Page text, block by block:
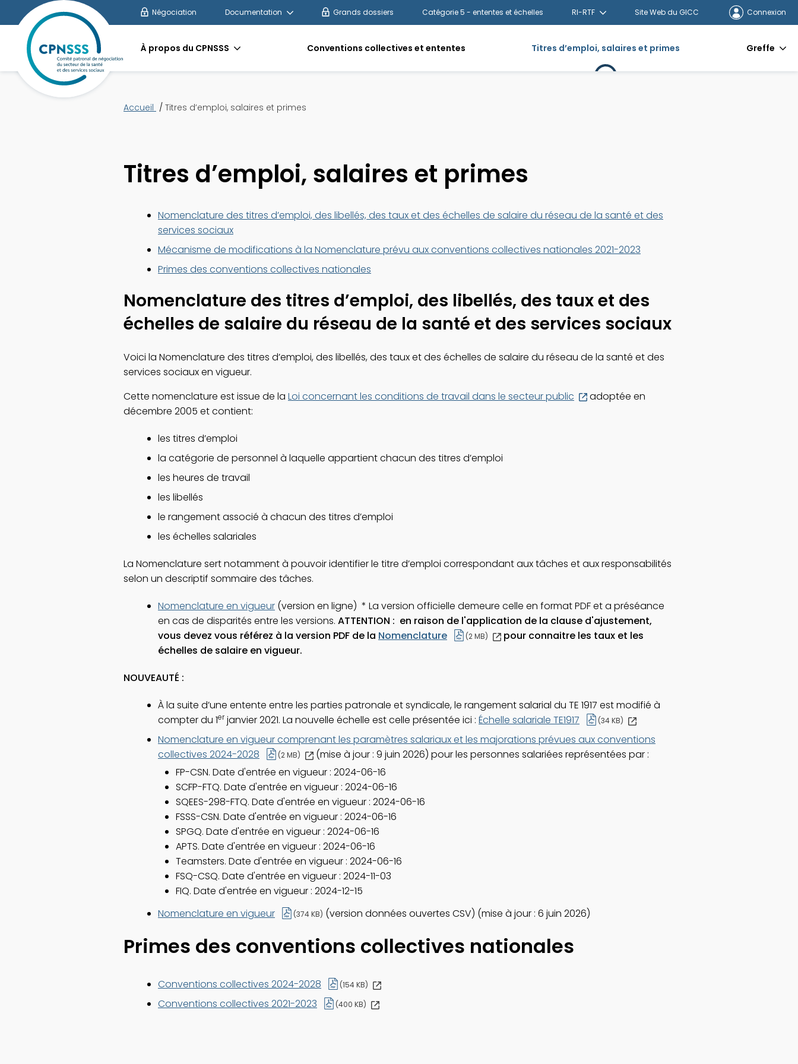
Négociation Documentation Grands dossiers Catégorie 5 - ententes et échelles RI-RTF Site Web du GICC Connexion
À propos du CPNSSS Conventions collectives et ententes Titres d’emploi, salaires et primes Greffe
Accueil Titres d’emploi, salaires et primes
Titres d’emploi, salaires et primes
Nomenclature des titres d’emploi, des libellés, des taux et des échelles de salaire du réseau de la santé et des
services sociaux
Mécanisme de modifications à la Nomenclature prévu aux conventions collectives nationales 2021-2023
Primes des conventions collectives nationales
Nomenclature des titres d’emploi, des libellés, des taux et des
échelles de salaire du réseau de la santé et des services sociaux
Voici la Nomenclature des titres d’emploi, des libellés, des taux et des échelles de salaire du réseau de la santé et des
services sociaux en vigueur.
Cette nomenclature est issue de la Loi concernant les conditions de travail dans le secteur public
Ce
adoptée en
décembre 2005 et contient:
les titres d’emploi
la catégorie de personnel à laquelle appartient chacun des titres d’emploi
les heures de travail
les libellés
le rangement associé à chacun des titres d’emploi
les échelles salariales
La Nomenclature sert notamment à pouvoir identifier le titre d’emploi correspondant aux tâches et aux responsabilités
selon un descriptif sommaire des tâches.
Nomenclature en vigueur (version en ligne) * La version officielle demeure celle en format PDF et a préséance
en cas de disparités entre les versions. ATTENTION : en raison de l'application de la clause d'ajustement,
vous devez vous référez à la version PDF de la Nomenclature (2 MB)
Ce
lien
pour connaitre les taux et les
échelles de salaire en vigueur.
NOUVEAUTÉ :
À la suite d’une entente entre les parties patronale et syndicale, le rangement salarial du TE 1917 est modifié à
compter du 1erjanvier 2021. La nouvelle échelle est celle présentée ici : Échelle salariale TE1917 (34 KB)
Ce
lien
s'ouvrira
dans
une
Nomenclature en vigueur comprenant les paramètres salariaux et les majorations prévues aux conventions
collectives 2024-2028
(2 MB)
Ce
lien
s'ouvrira
une
nouvelle
(mise à jour : 9 juin 2026) pour les personnes salariées représentées par :
FP-CSN. Date d'entrée en vigueur : 2024-06-16
SCFP-FTQ. Date d'entrée en vigueur : 2024-06-16
SQEES-298-FTQ. Date d'entrée en vigueur : 2024-06-16
FSSS-CSN. Date d'entrée en vigueur : 2024-06-16
SPGQ. Date d'entrée en vigueur : 2024-06-16
APTS. Date d'entrée en vigueur : 2024-06-16
Teamsters. Date d'entrée en vigueur : 2024-06-16
FSQ-CSQ. Date d'entrée en vigueur : 2024-11-03
FIQ. Date d'entrée en vigueur : 2024-12-15
Nomenclature en vigueur
(374 KB) (version données ouvertes CSV) (mise à jour : 6 juin 2026)
Primes des conventions collectives nationales
Conventions collectives 2024-2028 (154 KB)
Ce
lien
Conventions collectives 2021-2023 (400 KB)
Ce
lien